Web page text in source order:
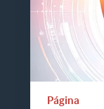
Página